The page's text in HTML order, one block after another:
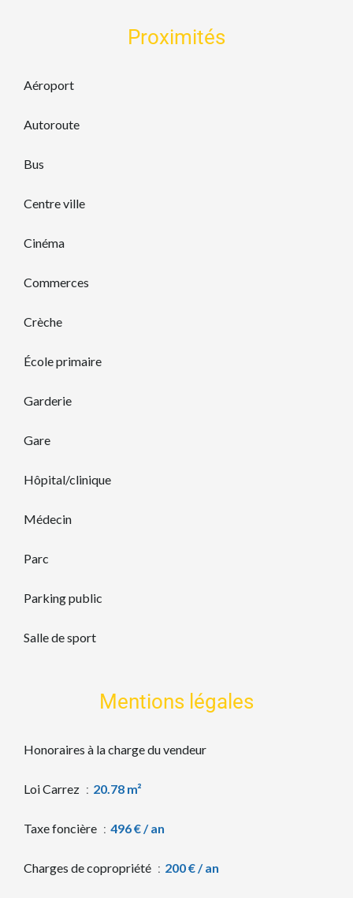
Proximités
Aéroport
Autoroute
Bus
Centre ville
Cinéma
Commerces
Crèche
École primaire
Garderie
Gare
Hôpital/clinique
Médecin
Parc
Parking public
Salle de sport
Mentions légales
Honoraires à la charge du vendeur
Loi Carrez 20.78 m²
Taxe foncière 496 € / an
Charges de copropriété 200 € / an